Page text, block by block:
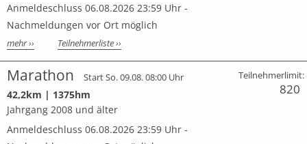
Anmeldeschluss 06.08.2026 23:59 Uhr -
Nachmeldungen vor Ort möglich
mehr ›› Teilnehmerliste ››
Marathon Start So. 09.08. 08:00 Uhr
42,2km | 1375hm
Jahrgang 2008 und älter
Anmeldeschluss 06.08.2026 23:59 Uhr -
Teilnehmerlimit:
820